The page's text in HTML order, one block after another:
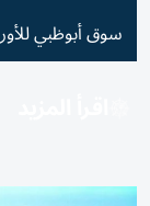
سوق أبوظبي